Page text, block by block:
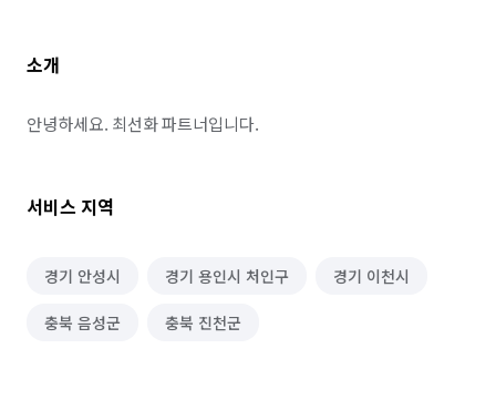
소개
안녕하세요. 최선화 파트너입니다.
서비스 지역
경기 안성시 경기 용인시 처인구 경기 이천시
충북 음성군 충북 진천군